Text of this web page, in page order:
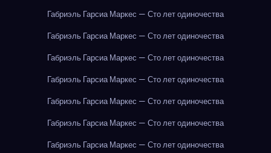
Габриэль Гарсиа Маркес — Сто лет одиночества
Габриэль Гарсиа Маркес — Сто лет одиночества
Габриэль Гарсиа Маркес — Сто лет одиночества
Габриэль Гарсиа Маркес — Сто лет одиночества
Габриэль Гарсиа Маркес — Сто лет одиночества
Габриэль Гарсиа Маркес — Сто лет одиночества
Габриэль Гарсиа Маркес — Сто лет одиночества